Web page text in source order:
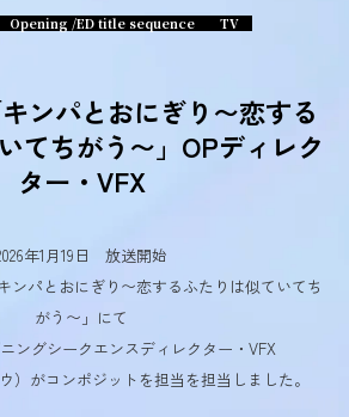
Opening /ED title sequence TV
ンパとおにぎり〜恋する
てちがう〜」OPディレク
ター・VFX
年1月19日 放送開始
パとおにぎり〜恋するふたりは似ていてち
がう〜」にて
ングシークエンスディレクター・VFX
がコンポジットを担当を担当しました。